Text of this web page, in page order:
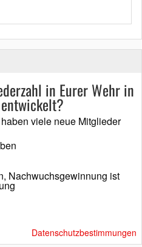
in Eurer Wehr in
viele neue Mitglieder
Nachwuchsgewinnung ist
Datenschutzbestimmungen